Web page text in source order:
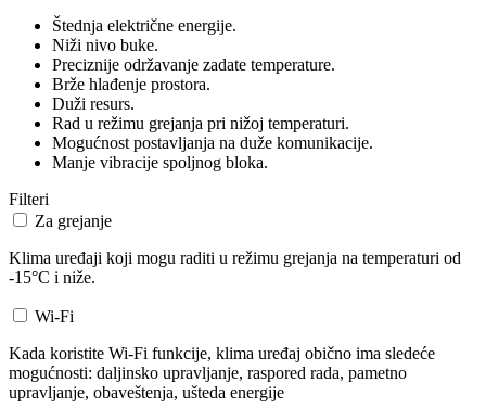
Štednja električne energije.
Niži nivo buke.
Preciznije održavanje zadate temperature.
Brže hlađenje prostora.
Duži resurs.
Rad u režimu grejanja pri nižoj temperaturi.
Mogućnost postavljanja na duže komunikacije.
Manje vibracije spoljnog bloka.
Filteri
Za grejanje
Klima uređaji koji mogu raditi u režimu grejanja na temperaturi od
-15°C i niže.
Wi-Fi
Kada koristite Wi-Fi funkcije, klima uređaj obično ima sledeće
mogućnosti: daljinsko upravljanje, raspored rada, pametno
upravljanje, obaveštenja, ušteda energije